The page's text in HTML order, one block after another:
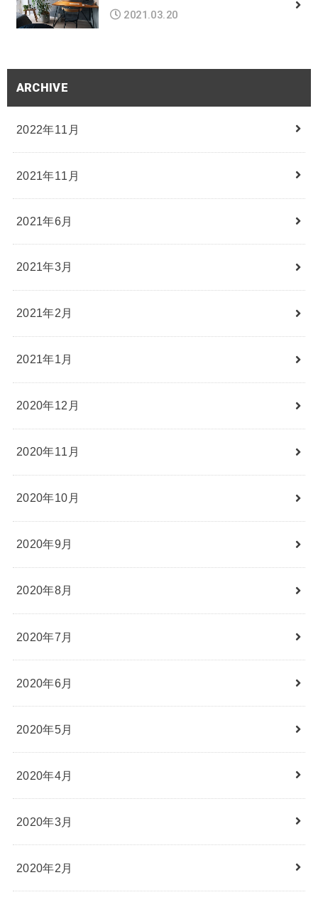
2021.03.20
ARCHIVE
2022年11月
2021年11月
2021年6月
2021年3月
2021年2月
2021年1月
2020年12月
2020年11月
2020年10月
2020年9月
2020年8月
2020年7月
2020年6月
2020年5月
2020年4月
2020年3月
2020年2月